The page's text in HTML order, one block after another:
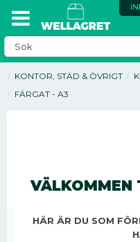
KONTOR, STÄD & ÖVRIGT
FÄRGAT - A3
VÄLKOMMEN
HÄR ÄR DU SOM